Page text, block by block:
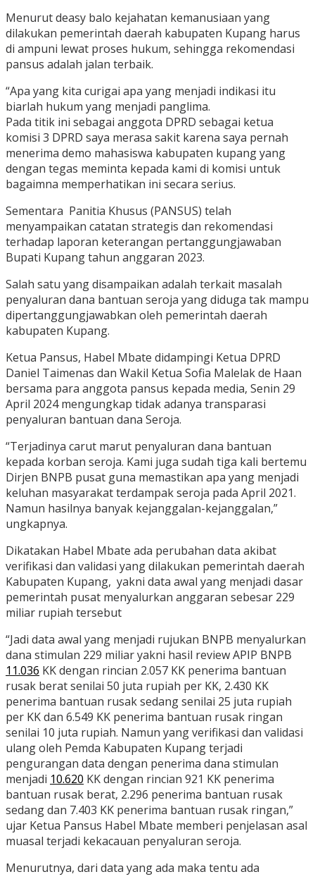
Menurut deasy balo kejahatan kemanusiaan yang
dilakukan pemerintah daerah kabupaten Kupang harus
di ampuni lewat proses hukum, sehingga rekomendasi
pansus adalah jalan terbaik.
“Apa yang kita curigai apa yang menjadi indikasi itu
biarlah hukum yang menjadi panglima.
Pada titik ini sebagai anggota DPRD sebagai ketua
komisi 3 DPRD saya merasa sakit karena saya pernah
menerima demo mahasiswa kabupaten kupang yang
dengan tegas meminta kepada kami di komisi untuk
bagaimna memperhatikan ini secara serius.
Sementara Panitia Khusus (PANSUS) telah
menyampaikan catatan strategis dan rekomendasi
terhadap laporan keterangan pertanggungjawaban
Bupati Kupang tahun anggaran 2023.
Salah satu yang disampaikan adalah terkait masalah
penyaluran dana bantuan seroja yang diduga tak mampu
dipertanggungjawabkan oleh pemerintah daerah
kabupaten Kupang.
Ketua Pansus, Habel Mbate didampingi Ketua DPRD
Daniel Taimenas dan Wakil Ketua Sofia Malelak de Haan
bersama para anggota pansus kepada media, Senin 29
April 2024 mengungkap tidak adanya transparasi
penyaluran bantuan dana Seroja.
“Terjadinya carut marut penyaluran dana bantuan
kepada korban seroja. Kami juga sudah tiga kali bertemu
Dirjen BNPB pusat guna memastikan apa yang menjadi
keluhan masyarakat terdampak seroja pada April 2021.
Namun hasilnya banyak kejanggalan-kejanggalan,”
ungkapnya.
Dikatakan Habel Mbate ada perubahan data akibat
verifikasi dan validasi yang dilakukan pemerintah daerah
Kabupaten Kupang, yakni data awal yang menjadi dasar
pemerintah pusat menyalurkan anggaran sebesar 229
miliar rupiah tersebut
“Jadi data awal yang menjadi rujukan BNPB menyalurkan
dana stimulan 229 miliar yakni hasil review APIP BNPB
11.036 KK dengan rincian 2.057 KK penerima bantuan
rusak berat senilai 50 juta rupiah per KK, 2.430 KK
penerima bantuan rusak sedang senilai 25 juta rupiah
per KK dan 6.549 KK penerima bantuan rusak ringan
senilai 10 juta rupiah. Namun yang verifikasi dan validasi
ulang oleh Pemda Kabupaten Kupang terjadi
pengurangan data dengan penerima dana stimulan
menjadi 10.620 KK dengan rincian 921 KK penerima
bantuan rusak berat, 2.296 penerima bantuan rusak
sedang dan 7.403 KK penerima bantuan rusak ringan,”
ujar Ketua Pansus Habel Mbate memberi penjelasan asal
muasal terjadi kekacauan penyaluran seroja.
Menurutnya, dari data yang ada maka tentu ada